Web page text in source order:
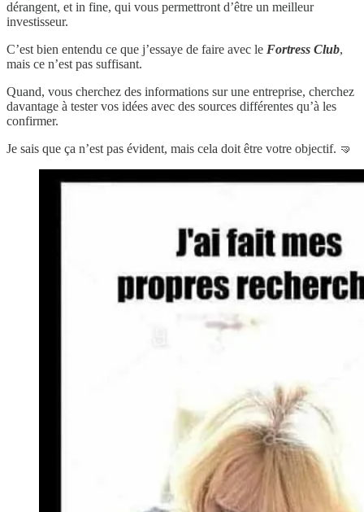
dérangent, et in fine, qui vous permettront d’être un meilleur
investisseur.
C’est bien entendu ce que j’essaye de faire avec le Fortress Club,
mais ce n’est pas suffisant.
Quand, vous cherchez des informations sur une entreprise, cherchez
davantage à tester vos idées avec des sources différentes qu’à les
confirmer.
Je sais que ça n’est pas évident, mais cela doit être votre objectif. 🤜